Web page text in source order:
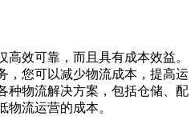
效可靠，而且具有成本效益。
，您可以减少物流成本，提高运
种物流解决方案，包括仓储、配
物流运营的成本。